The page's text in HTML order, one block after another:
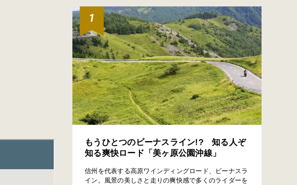
もうひとつのビーナスライン!? 知る人ぞ
知る爽快ロード「美ヶ原公園沖線」
信州を代表する高原ワインディングロード、ビーナスラ
イン。風景の美しさと走りの爽快感で多くのライダーを